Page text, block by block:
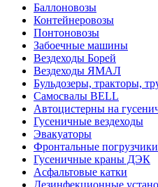
Баллоновозы
Контейнеровозы
Понтоновозы
Забоечные машины
Вездеходы Борей
Вездеходы ЯМАЛ
Бульдозеры, тракторы,
Самосвалы BELL
Автоцистерны на
Гусеничные вездеходы
Эвакуаторы
Фронтальные погрузчики
Гусеничные краны ДЭК
Асфальтовые катки
Дезинфекционные